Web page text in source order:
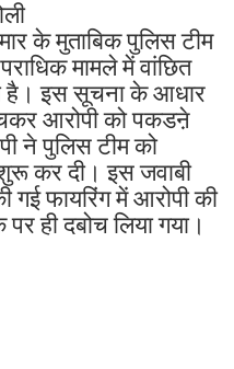
के मुताबिक पुलिस टीम
मामले में वांछित
है। इस सूचना के आधार
आरोपी को पकडऩे
ने पुलिस टीम को
कर दी। इस जवाबी
गई फायरिंग में आरोपी की
ही दबोच लिया गया।